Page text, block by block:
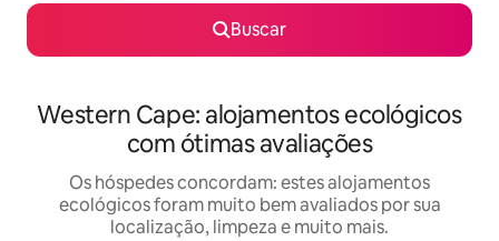
Buscar
Western Cape: alojamentos ecológicos
com ótimas avaliações
Os hóspedes concordam: estes alojamentos
ecológicos foram muito bem avaliados por sua
localização, limpeza e muito mais.